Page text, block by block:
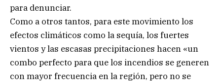
para denunciar.
Como a otros tantos, para este movimiento los
efectos climáticos como la sequía, los fuertes
vientos y las escasas precipitaciones hacen «un
combo perfecto para que los incendios se generen
con mayor frecuencia en la región, pero no se